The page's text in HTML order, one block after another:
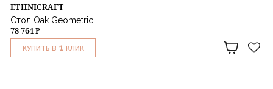
ETHNICRAFT
Стол Oak Geometric
78 764 ₽
КУПИТЬ В 1 КЛИК